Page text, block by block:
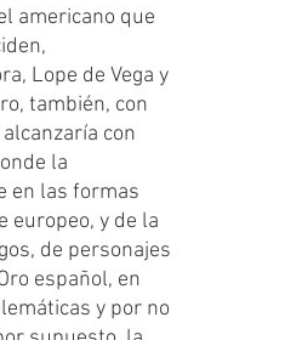
Lope de Vega y
también, con
con
la
en las formas
europeo, y de la
de personajes
español, en
y por no